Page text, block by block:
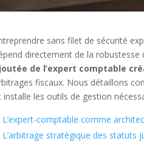
sans filet de sécurité
directement de la
de l’expert comptable
fiscaux. Nous détaillons
installe les outils de gestion
L’expert-comptable comme
L’arbitrage stratégique des statuts